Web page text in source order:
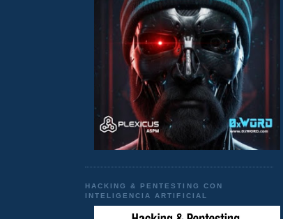
HACKING & PENTESTING CON
INTELIGENCIA ARTIFICIAL